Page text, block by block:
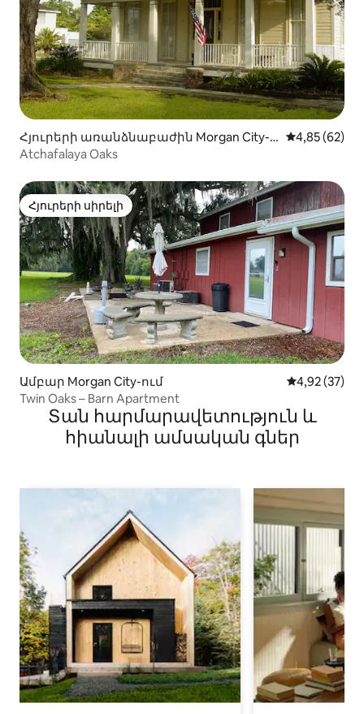
Հյուրերի առանձնաբաժին Morgan City-ո
ւմ
Միջին
4,85 (62)
Atchafalaya Oaks
Հյուրերի սիրելի
Հյուրերի սիրելի
Ամբար Morgan City-ում Միջին
4,92 (37)
Twin Oaks – Barn Apartment
Տան հարմարավետություն և
հիանալի ամսական գներ